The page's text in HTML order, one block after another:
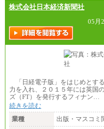
す。
中途：
全職種共通
月給制
226,600円～
す）
・ご経験やス
ます。
・試用期間中も
株式会社日本経済新聞社
05月
「日経電子版」をはじめとす
力を入れ、２０１５年には英国
ズ（FT）を発行するフィナン…
続きを読む
業種
出版・マスコミ